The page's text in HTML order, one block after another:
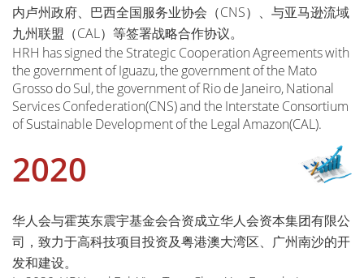
内卢州政府、巴西全国服务业协会（CNS）、与亚马逊流域
九州联盟（CAL）等签署战略合作协议。
HRH has signed the Strategic Cooperation Agreements with
the government of Iguazu, the government of the Mato
Grosso do Sul, the government of Rio de Janeiro, National
Services Confederation(CNS) and the Interstate Consortium
of Sustainable Development of the Legal Amazon(CAL).
2020
华人会与霍英东震宇基金会合资成立华人会资本集团有限公
司，致力于高科技项目投资及粤港澳大湾区、广州南沙的开
发和建设。